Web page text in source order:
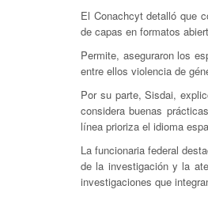
El Conachcyt detalló que
de capas en formatos
Permite, aseguraron los
entre ellos violencia de
Por su parte, Sisdai,
considera buenas
línea prioriza el idioma
La funcionaria federal
de la investigación y la
investigaciones que